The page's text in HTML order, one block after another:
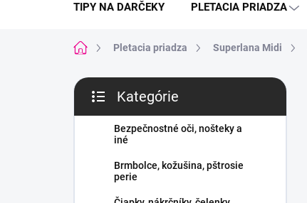
TIPY NA DARČEKY PLETACIA PRIADZA
DomovPletacia priadza Superlana Midi
B
č
kategórie
Kategórie
Bezpečnostné oči, nošteky a
iné
Brmbolce, kožušina, pštrosie
perie